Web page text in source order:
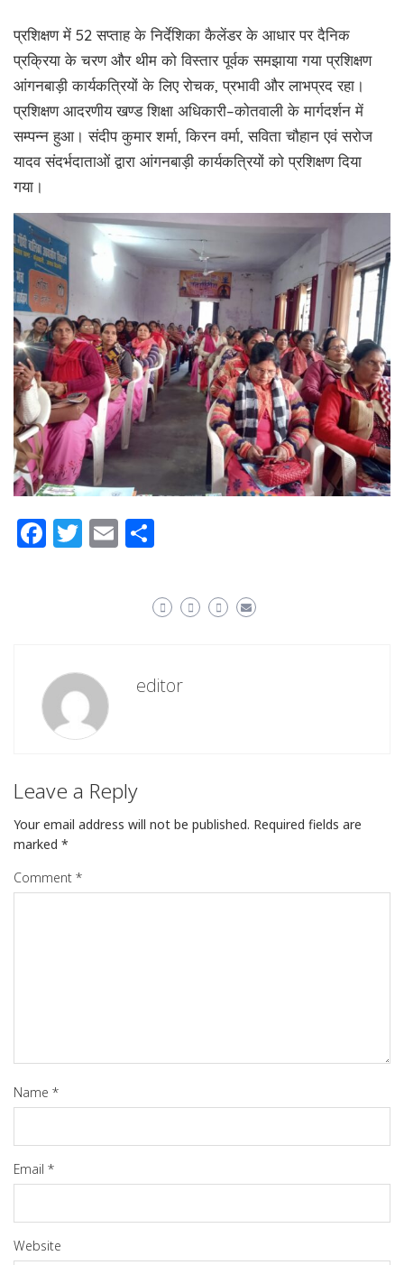
प्रशिक्षण में 52 सप्ताह के निर्देशिका कैलेंडर के आधार पर दैनिक
प्रक्रिया के चरण और थीम को विस्तार पूर्वक समझाया गया प्रशिक्षण
आंगनबाड़ी कार्यकत्रियों के लिए रोचक, प्रभावी और लाभप्रद रहा।
प्रशिक्षण आदरणीय खण्ड शिक्षा अधिकारी–कोतवाली के मार्गदर्शन में
सम्पन्न हुआ। संदीप कुमार शर्मा, किरन वर्मा, सविता चौहान एवं सरोज
यादव संदर्भदाताओं द्वारा आंगनबाड़ी कार्यकत्रियों को प्रशिक्षण दिया
गया।
Facebook
Twitter
Email
editor
Leave a Reply
Your email address will not be published. Required fields are
marked *
Comment *
Name *
Email *
Website